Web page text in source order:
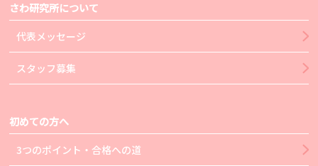
さわ研究所について
代表メッセージ
スタッフ募集
初めての方へ
3つのポイント・合格への道